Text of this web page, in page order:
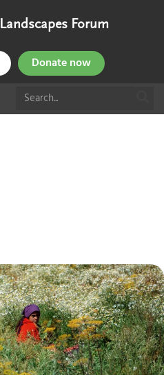
Forum
Donate now